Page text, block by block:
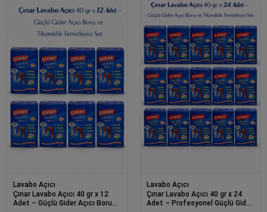
Lavabo Açıcı
Çınar Lavabo Açıcı 40 gr x 12
Adet – Güçlü Gider Açıcı Boru
Lavabo Açıcı
Çınar Lavabo Açıcı 40 gr x 24
Adet – Profesyonel Güçlü Gider